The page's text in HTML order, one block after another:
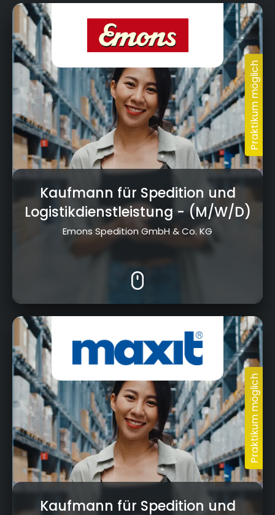
Kaufmann für Spedition und
Logistikdienstleistung- (M/W/D)
Emons Spedition GmbH & Co. KG
Kaufmann für Spedition und